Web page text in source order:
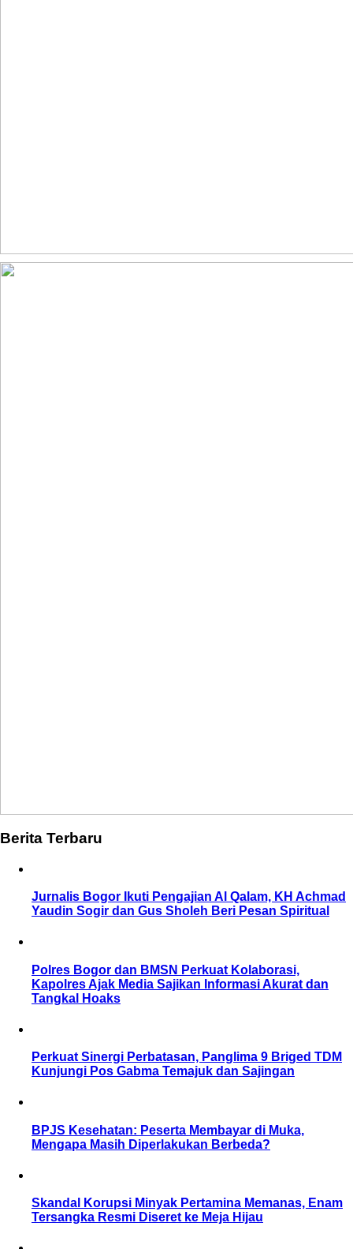
Berita Terbaru
Jurnalis Bogor Ikuti Pengajian Al Qalam, KH Achmad
Yaudin Sogir dan Gus Sholeh Beri Pesan Spiritual
Polres Bogor dan BMSN Perkuat Kolaborasi,
Kapolres Ajak Media Sajikan Informasi Akurat dan
Tangkal Hoaks
Perkuat Sinergi Perbatasan, Panglima 9 Briged TDM
Kunjungi Pos Gabma Temajuk dan Sajingan
BPJS Kesehatan: Peserta Membayar di Muka,
Mengapa Masih Diperlakukan Berbeda?
Skandal Korupsi Minyak Pertamina Memanas, Enam
Tersangka Resmi Diseret ke Meja Hijau